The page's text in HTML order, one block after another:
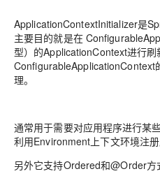
ApplicationContextInitializer是
主要目的就是在
型）的ApplicationContext进行
ConfigurableApplicationContext
理。
通常用于需要对应用程序进行某
利用Environment上下文环境注
另外它支持Ordered和@Order方